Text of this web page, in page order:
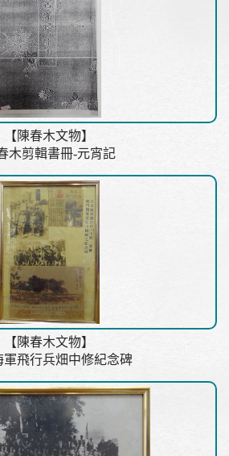
【陳春木文物】
木剪輯書冊-元宵記
【陳春木文物】
軍飛行兵畑中修紀念碑